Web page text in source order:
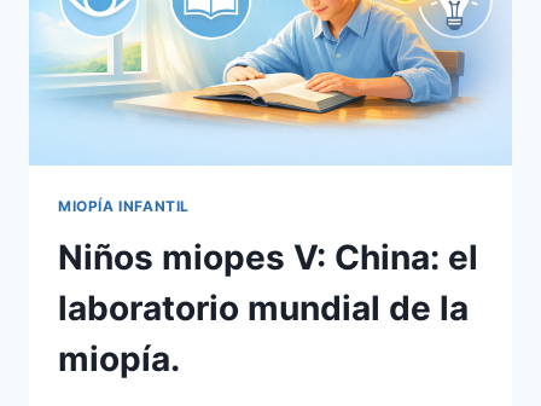
MIOPÍA INFANTIL
Niños miopes V: China: el
laboratorio mundial de la
miopía.